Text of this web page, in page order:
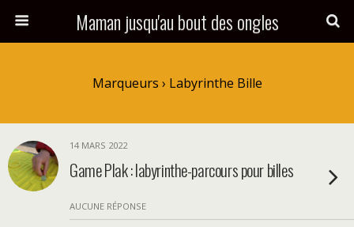
Maman jusqu'au bout des ongles
Marqueurs › Labyrinthe Bille
14 MARS 2022
Game Plak : labyrinthe-parcours pour billes
AUCUNE RÉPONSE